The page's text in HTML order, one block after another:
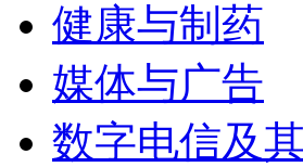
健康与制药
媒体与广告
数字电信及